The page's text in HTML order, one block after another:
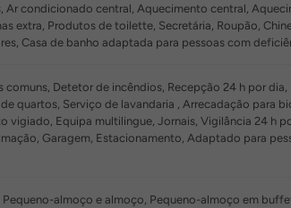
Ar condicionado central, Aquecimento central,
extra, Produtos de toilette, Secretária, Roupão,
Casa de banho adaptada para pessoas com
comuns, Detetor de incêndios, Recepção 24 h por
quartos, Serviço de lavandaria , Arrecadação para
vigiado, Equipa multilingue, Jornais, Vigilância 24 h
Garagem, Estacionamento, Adaptado para
almoço e almoço, Pequeno-almoço em